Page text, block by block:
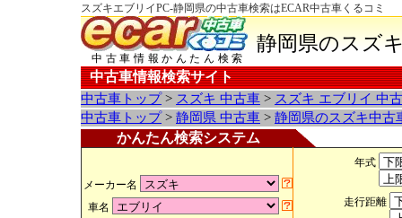
スズキエブリイPC-静岡県の中古車検索はECAR中古車くるコミ
中古車情報かんたん検索
静岡県のスズ
中古車情報検索サイト
中古車トップ> スズキ 中古車 > スズキ エブリイ 中
中古車トップ> 静岡県 中古車 > 静岡県のスズキ中古
かんたん検索システム
メーカー名
車名
年式
走行距離